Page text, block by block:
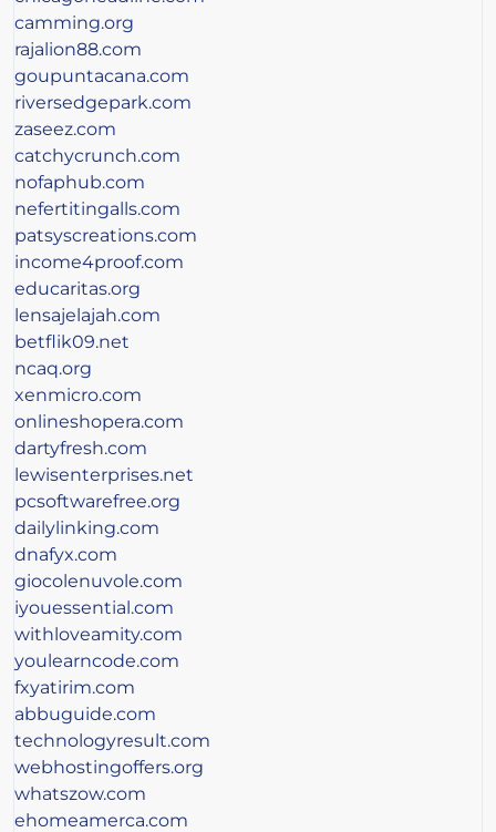
camming.org
rajalion88.com
goupuntacana.com
riversedgepark.com
zaseez.com
catchycrunch.com
nofaphub.com
nefertitingalls.com
patsyscreations.com
income4proof.com
educaritas.org
lensajelajah.com
betflik09.net
ncaq.org
xenmicro.com
onlineshopera.com
dartyfresh.com
lewisenterprises.net
pcsoftwarefree.org
dailylinking.com
dnafyx.com
giocolenuvole.com
iyouessential.com
withloveamity.com
youlearncode.com
fxyatirim.com
abbuguide.com
technologyresult.com
webhostingoffers.org
whatszow.com
ehomeamerca.com